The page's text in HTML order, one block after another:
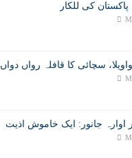
کی للکار
واویلا، سچائی کا قافلہ رواں دواں
اوارہ جانور: ایک خاموش اذیت